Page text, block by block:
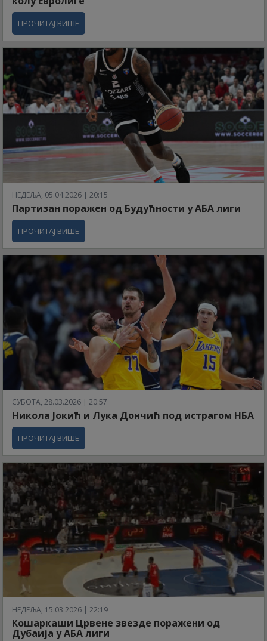
ПРОЧИТАЈ ВИШЕ
НЕДЕЉА, 05.04.2026 | 20:15
Партизан поражен од Будућности у АБА лиги
ПРОЧИТАЈ ВИШЕ
СУБОТА, 28.03.2026 | 20:57
Никола Јокић и Лука Дончић под истрагом НБА
ПРОЧИТАЈ ВИШЕ
НЕДЕЉА, 15.03.2026 | 22:19
Кошаркаши Црвене звезде поражени од
Дубаија у АБА лиги